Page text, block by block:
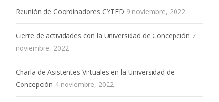
Reunión de Coordinadores CYTED 9 noviembre, 2022
Cierre de actividades con la Universidad de Concepción 7
noviembre, 2022
Charla de Asistentes Virtuales en la Universidad de
Concepción 4 noviembre, 2022